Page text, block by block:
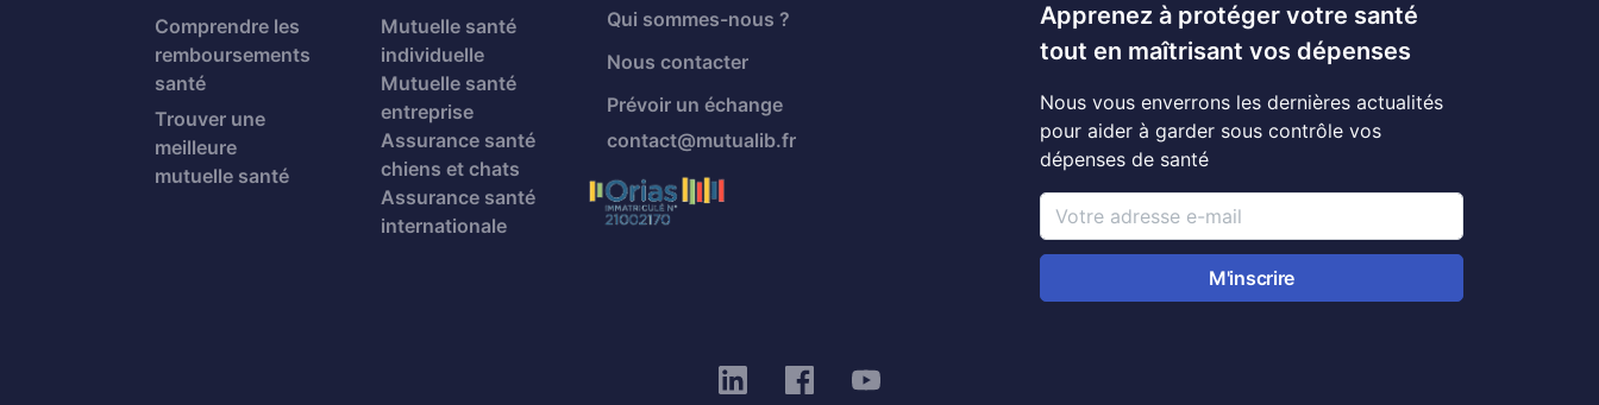
Comprendre les
remboursements
santé
Trouver une
meilleure
mutuelle santé
Mutuelle santé
individuelle
Mutuelle santé
entreprise
Assurance santé
chiens et chats
Assurance santé
internationale
Qui sommes-nous ?
Nous contacter
Prévoir un échange
contact@mutualib.fr
Apprenez à protéger votre santé
tout en maîtrisant vos dépenses
Nous vous enverrons les dernières actualités
pour aider à garder sous contrôle vos
dépenses de santé
M'inscrire